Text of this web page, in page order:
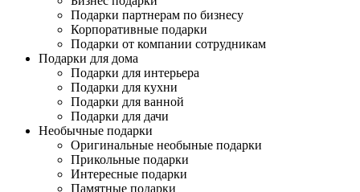
Подарки партнерам по бизнесу
Корпоративные подарки
Подарки от компании сотрудникам
Подарки для дома
Подарки для интерьера
Подарки для кухни
Подарки для ванной
Подарки для дачи
Необычные подарки
Оригинальные необыные подарки
Прикольные подарки
Интересные подарки
Памятные подарки